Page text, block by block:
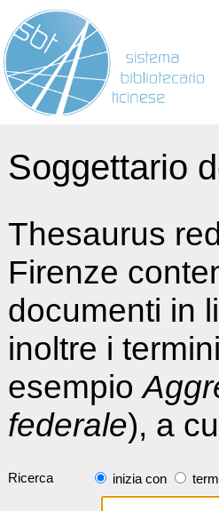
Soggettario
Thesaurus
Firenze
documenti in
inoltre i
esempio
federale), a
Ricerca inizia con